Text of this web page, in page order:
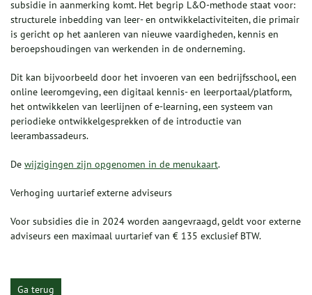
subsidie in aanmerking komt. Het begrip L&O-methode staat voor:
structurele inbedding van leer- en ontwikkelactiviteiten, die primair
is gericht op het aanleren van nieuwe vaardigheden, kennis en
beroepshoudingen van werkenden in de onderneming.
Dit kan bijvoorbeeld door het invoeren van een bedrijfsschool, een
online leeromgeving, een digitaal kennis- en leerportaal/platform,
het ontwikkelen van leerlijnen of e-learning, een systeem van
periodieke ontwikkelgesprekken of de introductie van
leerambassadeurs.
De wijzigingen zijn opgenomen in de menukaart.
Verhoging uurtarief externe adviseurs
Voor subsidies die in 2024 worden aangevraagd, geldt voor externe
adviseurs een maximaal uurtarief van € 135 exclusief BTW.
Ga terug